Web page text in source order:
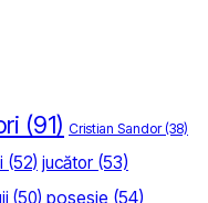
(91) Cristian Sandor(38)
(52) jucător (53)
(50) posesie (54)